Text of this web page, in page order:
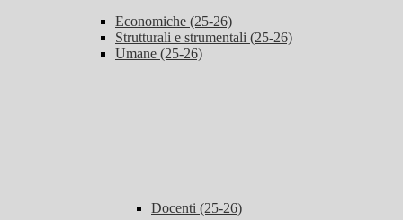
Economiche (25-26)
Strutturali e strumentali (25-26)
Umane (25-26)
Docenti (25-26)